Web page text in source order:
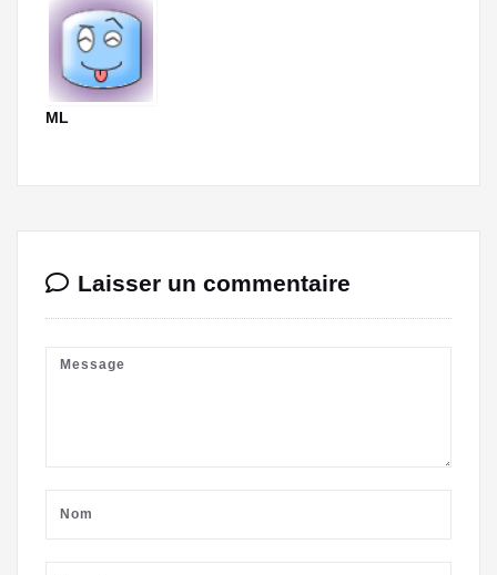
ML
Laisser un commentaire